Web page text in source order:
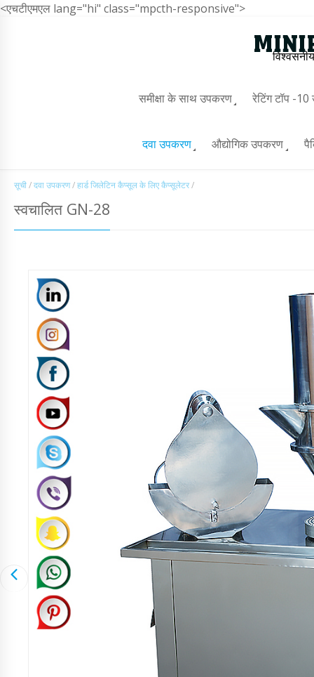
<एचटीएमएल lang="hi" class="mpcth-responsive">
समीक्षा के साथ उपकरण रेटिंग टॉप -
दवा उपकरण औद्योगिक उपकरण
सूची/दवा उपकरण/हार्ड जिलेटिन कैप्सूल के लिए कैप्सूलेटर/
स्वचालित GN-28